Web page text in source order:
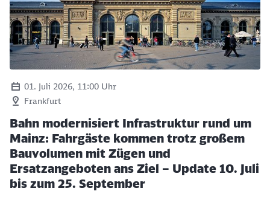
Bahn modernisiert Infrastruktur rund um
Mainz: Fahrgäste kommen trotz großem
Bauvolumen mit Zügen und
Ersatzangeboten ans Ziel – Update 10. Juli
bis zum 25. September
01. Juli 2026, 11:00 Uhr
Frankfurt